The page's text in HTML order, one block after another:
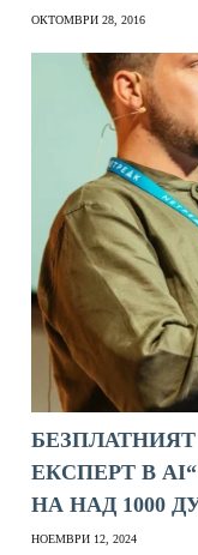
ОКТОМВРИ 28, 2016
ЕКСПЕРТ В
НА НАД 1000
НОЕМВРИ 12, 2024